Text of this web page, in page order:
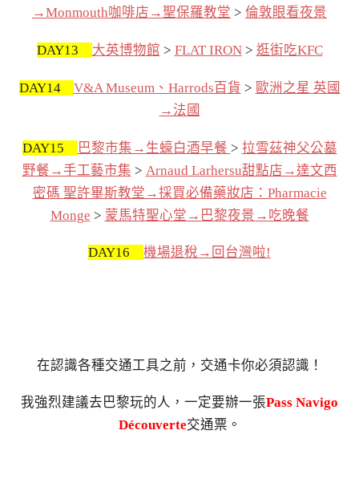
→Monmouth咖啡店→聖保羅教堂 > 倫敦眼看夜景
DAY13 大英博物館 > FLAT IRON> 逛街吃KFC
DAY14 V&A Museum、Harrods百貨 > 歐洲之星 英國
→法國
DAY15 巴黎市集→生蠔白酒早餐 > 拉雪茲神父公墓
野餐→手工藝市集 > Arnaud Larhersu甜點店→達文西
密碼 聖許畢斯教堂→採買必備藥妝店：Pharmacie
Monge > 蒙馬特聖心堂→巴黎夜景→吃晚餐
DAY16 機場退稅→回台灣啦!
在認識各種交通工具之前，交通卡你必須認識！
我強烈建議去巴黎玩的人，一定要辦一張Pass Navigo
Découverte交通票。